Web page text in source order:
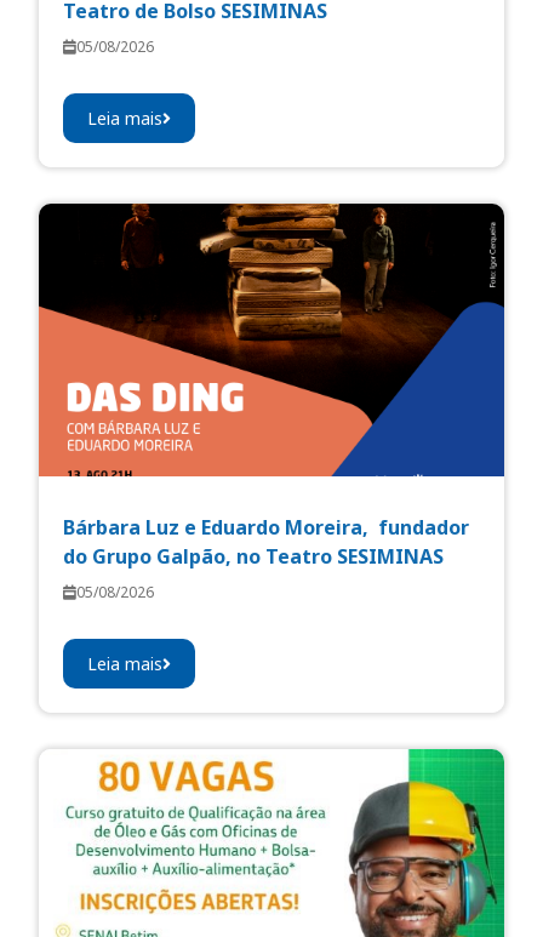
Teatro de Bolso SESIMINAS
05/08/2026
Leia mais
Bárbara Luz e Eduardo Moreira, fundador
do Grupo Galpão, no Teatro SESIMINAS
05/08/2026
Leia mais